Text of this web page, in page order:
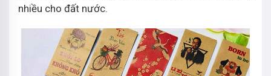
nhiều cho đất nước.